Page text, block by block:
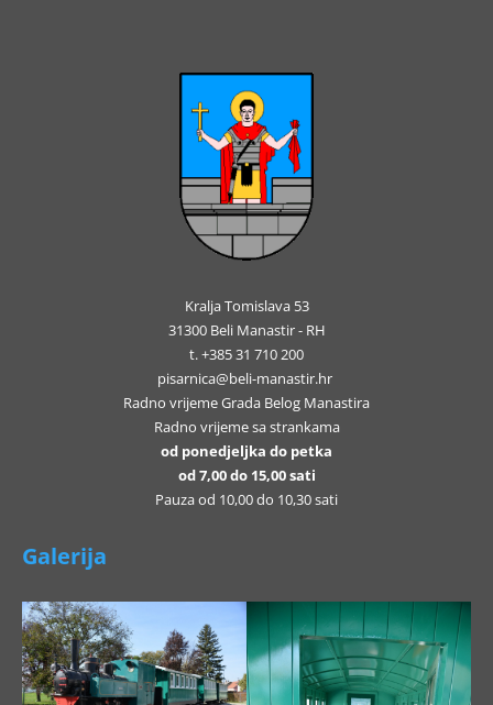
Kralja Tomislava 53
31300 Beli Manastir - RH
t. +385 31 710 200
pisarnica@beli-manastir.hr
Radno vrijeme Grada Belog Manastira
Radno vrijeme sa strankama
od ponedjeljka do petka
od 7,00 do 15,00 sati
Pauza od 10,00 do 10,30 sati
Galerija